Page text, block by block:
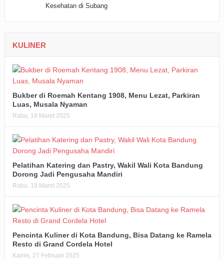
KULINER
Bukber di Roemah Kentang 1908, Menu Lezat, Parkiran
Luas, Musala Nyaman
Rabu, 19 Maret 2025
Pelatihan Katering dan Pastry, Wakil Wali Kota Bandung
Dorong Jadi Pengusaha Mandiri
Rabu, 19 Maret 2025
Pencinta Kuliner di Kota Bandung, Bisa Datang ke Ramela
Resto di Grand Cordela Hotel
Kamis, 27 Februari 2025